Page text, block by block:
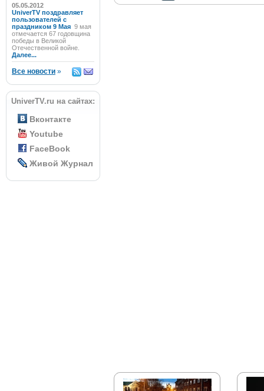
05.05.2012
UniverTV поздравляет
пользователей с
праздником 9 Мая 9 мая
отмечается 67 годовщина
победы в Великой
Отечественной войне.
Далее...
Все новости »
UniverTV.ru на сайтах:
Вконтакте
Youtube
FaceBook
Живой Журнал